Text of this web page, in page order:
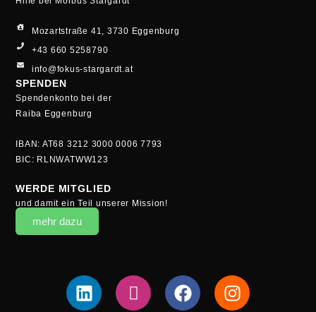
Mozartstraße 41, 3730 Eggenburg
+43 660 5258790
info@fokus-stargardt.at
SPENDEN
Spendenkonto bei der
Raiba Eggenburg
IBAN: AT68 3212 3000 0006 7793
BIC: RLNWATWW123
WERDE MITGLIED
und damit ein Teil unserer Mission!
mehr dazu
LinkedinCities-
iconcities
FacebookInstagram